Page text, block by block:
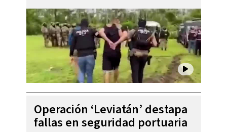
Operación ‘Leviatán’ destapa
fallas en seguridad portuaria